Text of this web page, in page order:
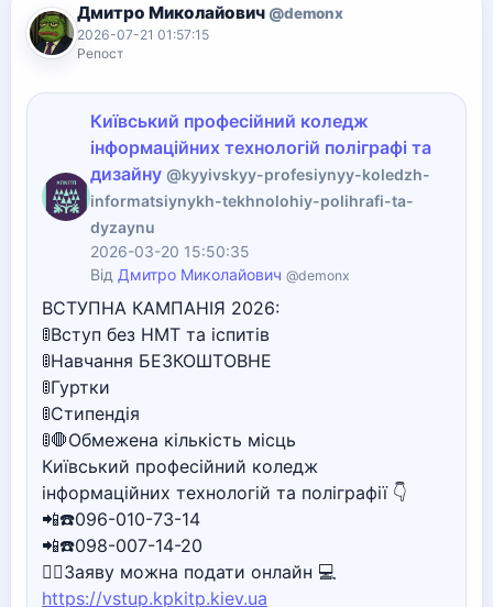
Дмитро Миколайович @demonx
2026-07-21 01:57:15
Репост
Київський професійний коледж
інформаційних технологій поліграфі та
дизайну @kyyivskyy-profesiynyy-koledzh-
informatsiynykh-tekhnolohiy-polihrafi-ta-
dyzaynu
2026-03-20 15:50:35
Від Дмитро Миколайович @demonx
ВСТУПНА КАМПАНІЯ 2026:
🚦Вступ без НМТ та іспитів
🚦Навчання БЕЗКОШТОВНЕ
🚦Гуртки
🚦Стипендія
🚦🛑Обмежена кількість місць
Київський професійний коледж
інформаційних технологій та поліграфії 👇
📲☎️096-010-73-14
📲☎️098-007-14-20
🙋‍♀️Заяву можна подати онлайн 💻
https://vstup.kpkitp.kiev.ua